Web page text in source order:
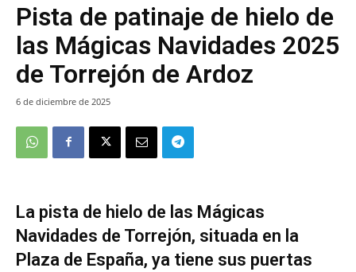
Pista de patinaje de hielo de
las Mágicas Navidades 2025
de Torrejón de Ardoz
6 de diciembre de 2025
La pista de hielo de las Mágicas
Navidades de Torrejón, situada en la
Plaza de España, ya tiene sus puertas